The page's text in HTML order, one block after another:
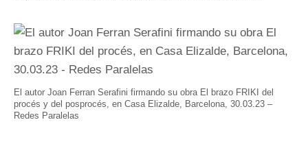
El autor Joan Ferran Serafini firmando su obra El brazo FRIKI del
procés y del posprocés, en Casa Elizalde, Barcelona, 30.03.23 –
Redes Paralelas